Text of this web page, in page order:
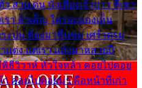
สวยเด่น นั่งเคียงเจ้าบ่าว ที่เขา
รา ลำเค็ญ ใครจะมองเห็น
ะบม ต้องมาขื่นขม เศร้าตรม
ต่ง แต่เรา แล้งมาหลายปี
ธีวิวาห์ หัวใจหล้า คอยไปคอย
คอยไปคอยมา คือหน้าที่เก่า